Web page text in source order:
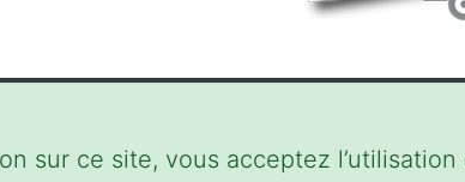
sur ce site, vous acceptez